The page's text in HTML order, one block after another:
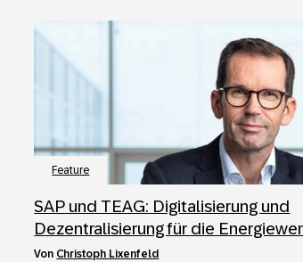
Feature
SAP und TEAG: Digitalisierung und
Dezentralisierung für die
von Christoph Lixenfeld